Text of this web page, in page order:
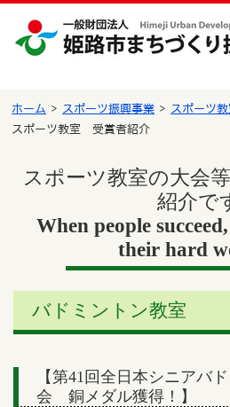
ホーム スポーツ振興事業
スポーツ
スポーツ教室 受賞者紹介
スポーツ教室の大会
紹介で
When people
their hard
バドミントン教室
【第41回全日本シニアバ
会 銅メダル獲得！】